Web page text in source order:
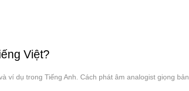
Việt?
ví dụ trong Tiếng Anh. Cách phát âm analogist giọng bản